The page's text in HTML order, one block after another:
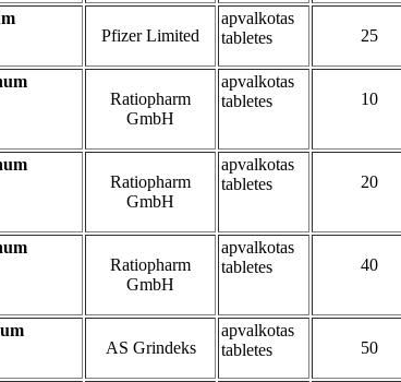
Pfizer Limited
apvalkotas
tabletes
25
Ratiopharm
GmbH
apvalkotas
tabletes
10
Ratiopharm
GmbH
apvalkotas
tabletes
20
Ratiopharm
GmbH
apvalkotas
tabletes
40
AS Grindeks
apvalkotas
tabletes
50